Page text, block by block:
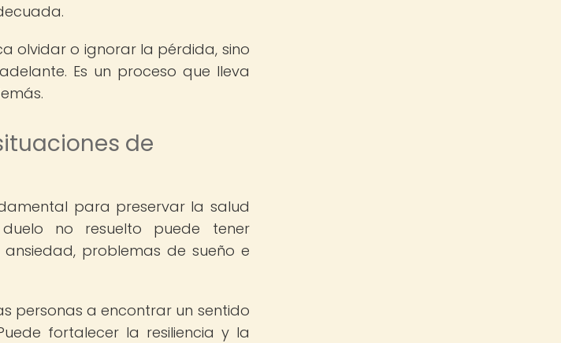
olvidar o ignorar la pérdida, sino
Es un proceso que lleva
de
para preservar la salud
no resuelto puede tener
problemas de sueño e
personas a encontrar un sentido
fortalecer la resiliencia y la